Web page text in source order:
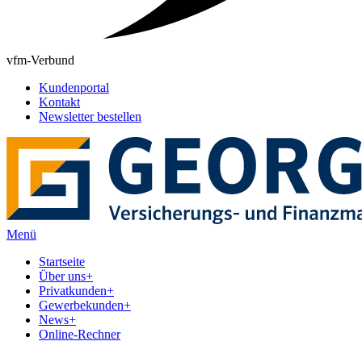
vfm-Verbund
Kundenportal
Kontakt
Newsletter bestellen
Menü
Startseite
Über uns+
Privatkunden+
Gewerbekunden+
News+
Online-Rechner